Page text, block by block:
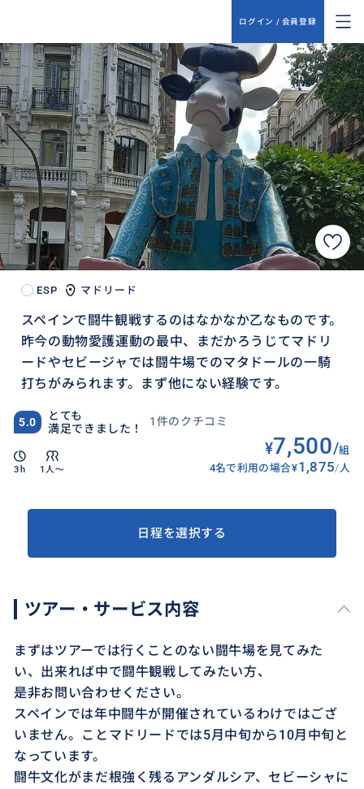
ログイン / 会員登録
ESP マドリード
スペインで闘牛観戦するのはなかなか乙なものです。
昨今の動物愛護運動の最中、まだかろうじてマドリ
ードやセビージャでは闘牛場でのマタドールの一騎
打ちがみられます。まず他にない経験です。
5.0
とても
満足できました！
1件のクチコミ
3h 1人〜
¥7,500/組
4名で利用の場合¥1,875/ 人
日程を選択する
ツアー・サービス内容
まずはツアーでは行くことのない闘牛場を見てみた
い、出来れば中で闘牛観戦してみたい方、
是非お問い合わせください。
スペインでは年中闘牛が開催されているわけではござ
いません。ことマドリードでは5月中旬から10月中旬と
なっています。
闘牛文化がまだ根強く残るアンダルシア、セビーシャに